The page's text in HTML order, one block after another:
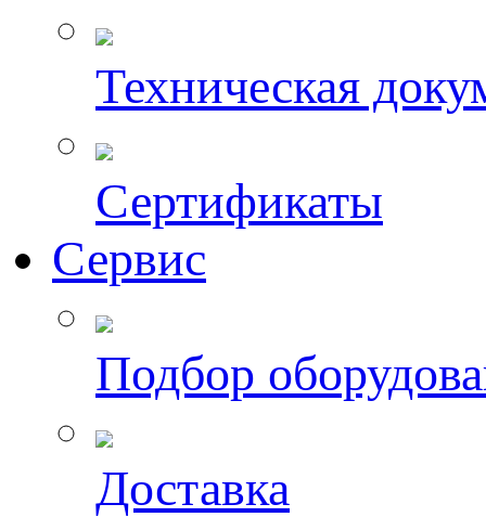
Техническая
Сертификаты
Сервис
Подбор
Доставка